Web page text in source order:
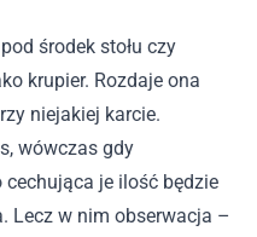
środek stołu czy
krupier. Rozdaje ona
niejakiej karcie.
wówczas gdy
je ilość będzie
Lecz w nim obserwacja –